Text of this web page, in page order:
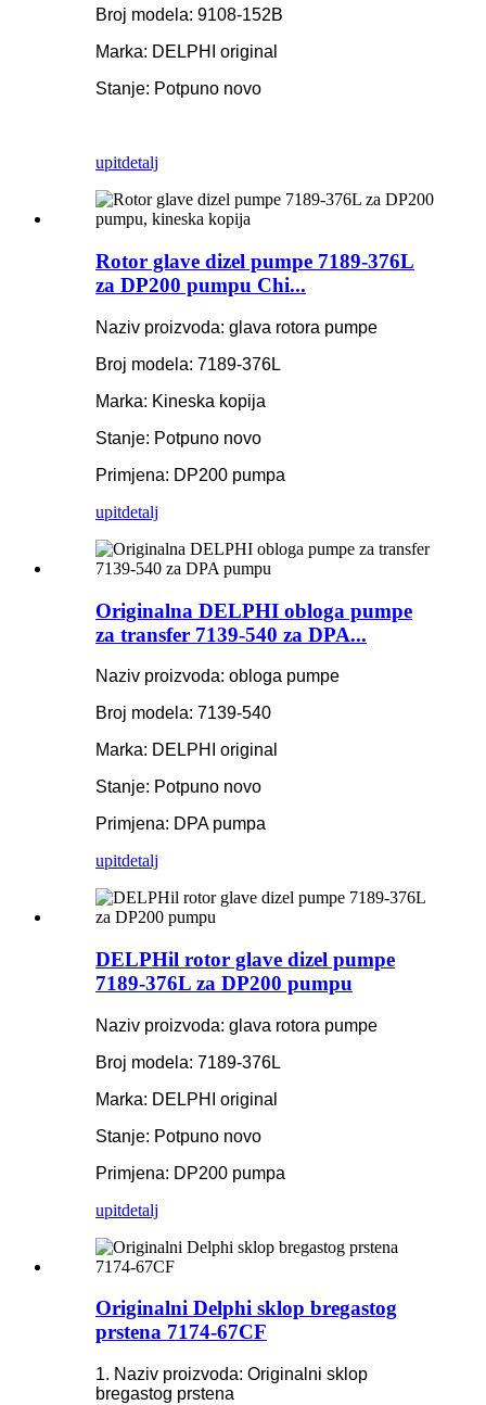
Broj modela: 9108-152B
Marka: DELPHI original
Stanje: Potpuno novo
upitdetalj
Rotor glave dizel pumpe 7189-376L
za DP200 pumpu Chi...
Naziv proizvoda: glava rotora pumpe
Broj modela: 7189-376L
Marka: Kineska kopija
Stanje: Potpuno novo
Primjena: DP200 pumpa
upitdetalj
Originalna DELPHI obloga pumpe
za transfer 7139-540 za DPA...
Naziv proizvoda: obloga pumpe
Broj modela: 7139-540
Marka: DELPHI original
Stanje: Potpuno novo
Primjena: DPA pumpa
upitdetalj
DELPHil rotor glave dizel pumpe
7189-376L za DP200 pumpu
Naziv proizvoda: glava rotora pumpe
Broj modela: 7189-376L
Marka: DELPHI original
Stanje: Potpuno novo
Primjena: DP200 pumpa
upitdetalj
Originalni Delphi sklop bregastog
prstena 7174-67CF
1. Naziv proizvoda: Originalni sklop
bregastog prstena